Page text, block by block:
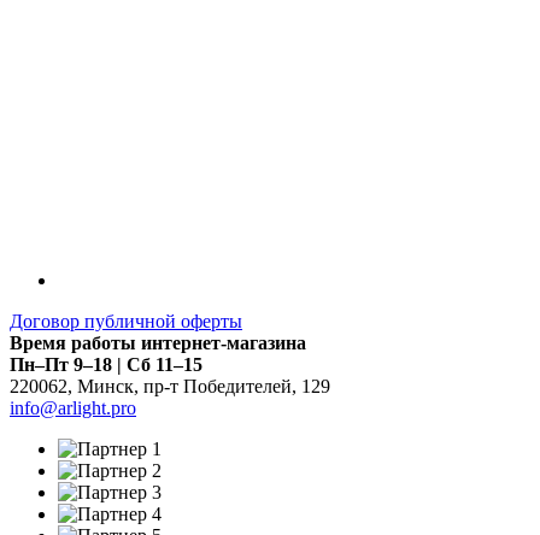
Договор публичной оферты
Время работы интернет-магазина
Пн–Пт 9–18 | Сб 11–15
220062, Минск, пр-т Победителей, 129
info@arlight.pro